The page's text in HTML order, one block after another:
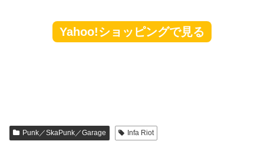
Yahoo!ショッピングで見る
Punk／SkaPunk／Garage Infa Riot